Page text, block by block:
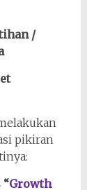
/
pikiran
Growth